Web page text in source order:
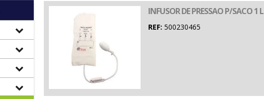
INFUSOR DE PRESSAO P/SACO 1 L
REF: 500230465